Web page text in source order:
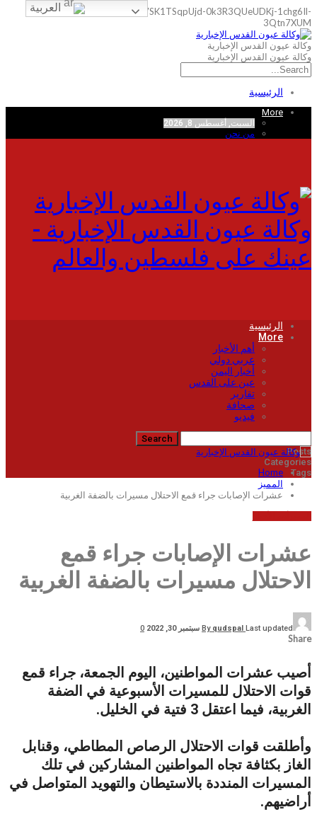
google-site-verification=0y7SK1TSqpUjd-0k3R3QUeUDKj-1chg6Il-
3Qtn7XUM
وكالة عيون القدس الإخبارية
وكالة عيون القدس الإخبارية
الرئيسية
More
السبت, أغسطس 8, 2026
من نحن
وكالة عيون القدس الإخبارية -
عينك على فلسطين والعالم
الرئيسية
More
أهم الأخبار
عربي دولي
أخبار اليمن
عين على القدس
تقارير
صحافة
فيديو
Posts
Categories
Tags
Home
المميز
عشرات الإصابات جراء قمع الاحتلال مسيرات بالضفة الغربية
عشرات الإصابات جراء قمع
الاحتلال مسيرات بالضفة الغربية
By qudspal Last updated سبتمبر 30, 2022 0
Share
أصيب عشرات المواطنين، اليوم الجمعة، جراء قمع
قوات الاحتلال للمسيرات الأسبوعية في الضفة
الغربية، فيما اعتقل 3 فتية في الخليل.
وأطلقت قوات الاحتلال الرصاص المطاطي، وقنابل
الغاز بكثافة تجاه المواطنين المشاركين في تلك
المسيرات المنددة بالاستيطان والتهويد المتواصل في
أراضيهم.
العربية